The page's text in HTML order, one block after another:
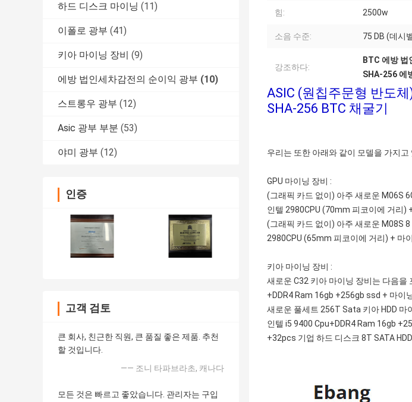
하드 디스크 마이닝 (11)
이폴로 광부 (41)
키아 마이닝 장비 (9)
에방 법인세차감전의 순이익 광부 (10)
스트롱우 광부 (12)
Asic 광부 부분 (53)
야미 광부 (12)
인증
고객 검토
큰 회사, 친근한 직원, 큰 품질 좋은 제품. 추천
할 것입니다.
—— 조니 타파브라초, 캐나다
모든 것은 빠르고 좋았습니다. 관리자는 구입
힘: 2500w
소음 수준: 75 DB (데시
강조하다:
BTC 에방
SHA-256 에
ASIC (원칩주문형 반도
SHA-256 BTC 채굴기
우리는 또한 아래와 같이 모델을 가지고
GPU 마이닝 장비 :
(그래픽 카드 없이) 아주 새로운 M06S
인텔 2980CPU (70mm 피코이에 거리)
(그래픽 카드 없이) 아주 새로운 M08S
2980CPU (65mm 피코이에 거리) + 마
키아 마이닝 장비 :
새로운 C32 키아 마이닝 장비는 다음을
+DDR4 Ram 16gb +256gb ssd + 마이
새로운 풀세트 256T Sata 키아 HDD 마
인텔 i5 9400 Cpu+DDR4 Ram 16gb
+32pcs 기업 하드 디스크 8T SATA HDD